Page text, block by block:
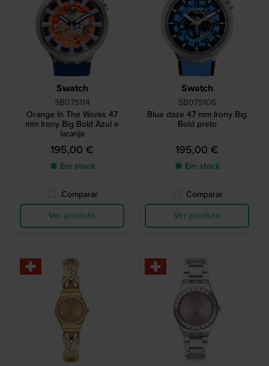
Swatch
SB07S114
Orange In The Works 47
mm Irony Big Bold Azul e
laranja
195,00 €
● Em stock
Comparar
Ver produto
Swatch
SB07S106
Blue daze 47 mm Irony Big
Bold preto
195,00 €
● Em stock
Comparar
Ver produto